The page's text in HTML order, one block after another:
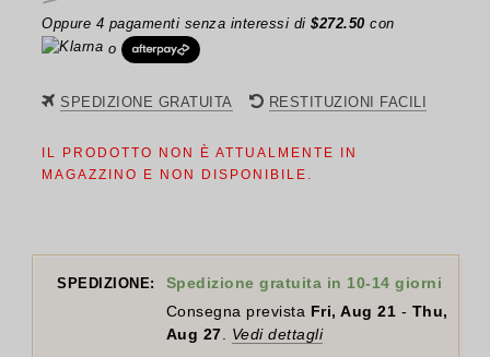
prezzo
originale
era:
prezzo
è:
Oppure 4 pagamenti senza interessi di $272.50 con
o
SPEDIZIONE GRATUITA RESTITUZIONI FACILI
IL PRODOTTO NON È ATTUALMENTE IN
MAGAZZINO E NON DISPONIBILE.
SPEDIZIONE:
Spedizione gratuita in 10-14 giorni
Consegna prevista Fri, Aug 21 - Thu,
Aug 27
Vedi dettagli